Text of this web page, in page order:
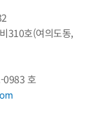
310호(여의도동,
0983 호